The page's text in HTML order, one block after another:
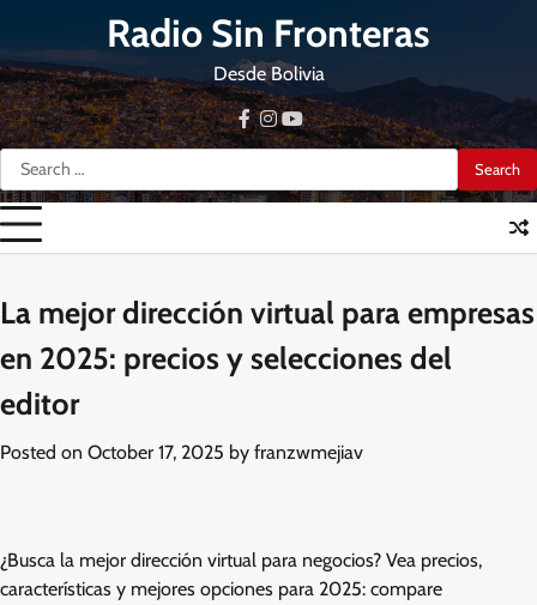
content
Radio Sin Fronteras
Desde Bolivia
Search
for:
facebook
instagram
youtube
La mejor dirección virtual para empresas
en 2025: precios y selecciones del
editor
Posted on October 17, 2025 by franzwmejiav
¿Busca la mejor dirección virtual para negocios? Vea precios,
características y mejores opciones para 2025: compare